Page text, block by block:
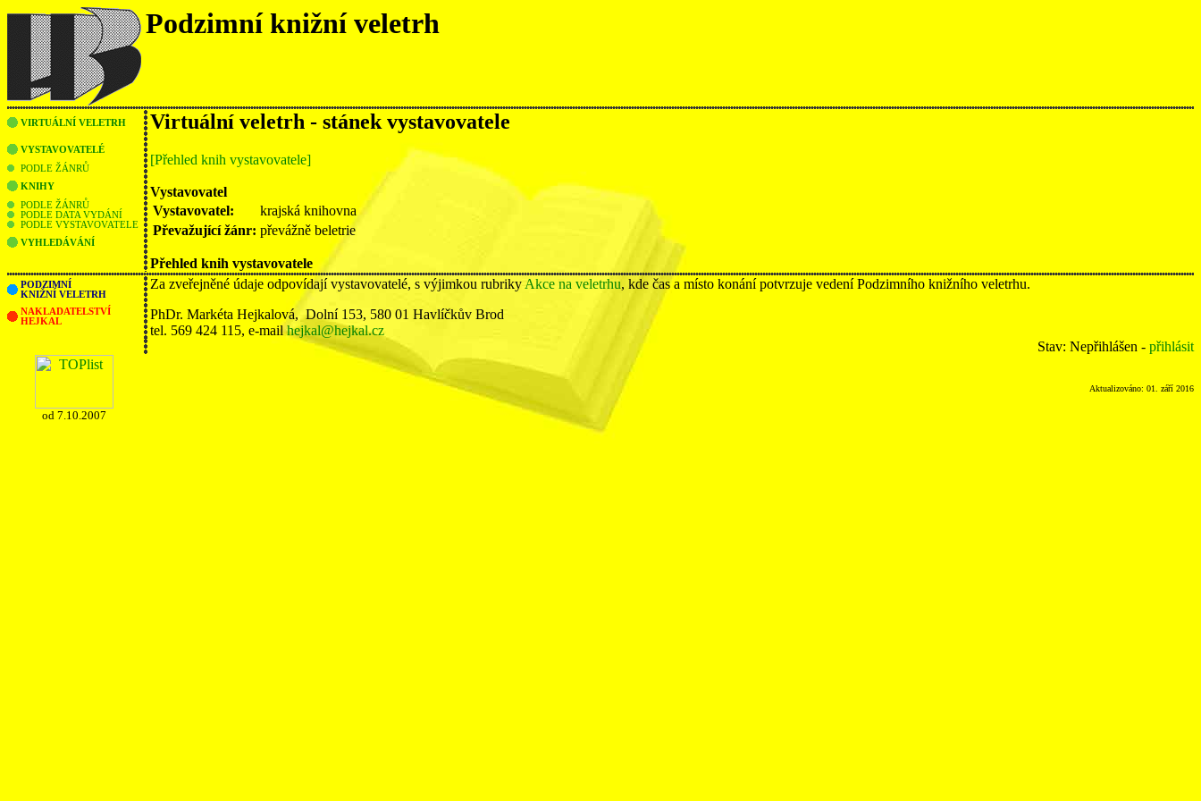
Podzimní knižní veletrh
VIRTUÁLNÍ VELETRH
VYSTAVOVATELÉ
PODLE ŽÁNRŮ
KNIHY
PODLE ŽÁNRŮ
PODLE DATA VYDÁNÍ
PODLE VYSTAVOVATELE
VYHLEDÁVÁNÍ
Virtuální veletrh - stánek vystavovatele
[Přehled knih vystavovatele]
Vystavovatel
Vystavovatel:
krajská knihovna
Převažující žánr: převážně beletrie
Přehled knih vystavovatele
PODZIMNÍ
KNIŽNÍ VELETRH
NAKLADATELSTVÍ
HEJKAL
Za zveřejněné údaje odpovídají vystavovatelé, s výjimkou rubriky Akce na veletrhu, kde čas a místo konání potvrzuje vedení Podzimního knižního veletrhu.
PhDr. Markéta Hejkalová, Dolní 153, 580 01 Havlíčkův Brod
tel. 569 424 115, e-mailhejkal@hejkal.cz
Stav: Nepřihlášen - přihlásit
od 7.10.2007
Aktualizováno: 01. září 2016